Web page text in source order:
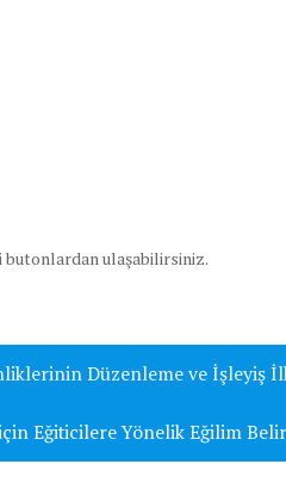
butonlardan ulaşabilirsiniz.
Düzenleme ve İşleyiş
Eğiticilere Yönelik Eğilim